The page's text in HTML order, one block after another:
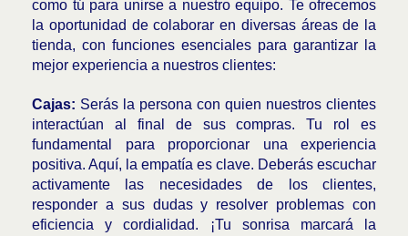
como tú para unirse a nuestro equipo. Te ofrecemos
la oportunidad de colaborar en diversas áreas de la
tienda, con funciones esenciales para garantizar la
mejor experiencia a nuestros clientes:
Cajas: Serás la persona con quien nuestros clientes
interactúan al final de sus compras. Tu rol es
fundamental para proporcionar una experiencia
positiva. Aquí, la empatía es clave. Deberás escuchar
activamente las necesidades de los clientes,
responder a sus dudas y resolver problemas con
eficiencia y cordialidad. ¡Tu sonrisa marcará la